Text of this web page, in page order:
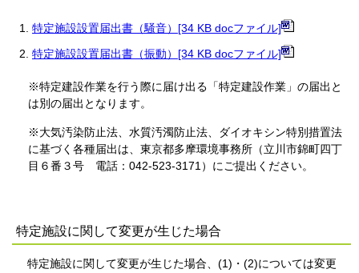
特定施設設置届出書（騒音）[34 KB docファイル]
特定施設設置届出書（振動）[34 KB docファイル]
※特定建設作業を行う際に届け出る「特定建設作業」の届出と
は別の届出となります。
※大気汚染防止法、水質汚濁防止法、ダイオキシン特別措置法
に基づく各種届出は、東京都多摩環境事務所（立川市錦町四丁
目６番３号 電話：042-523-3171）にご提出ください。
特定施設に関して変更が生じた場合
特定施設に関して変更が生じた場合、(1)・(2)については変更